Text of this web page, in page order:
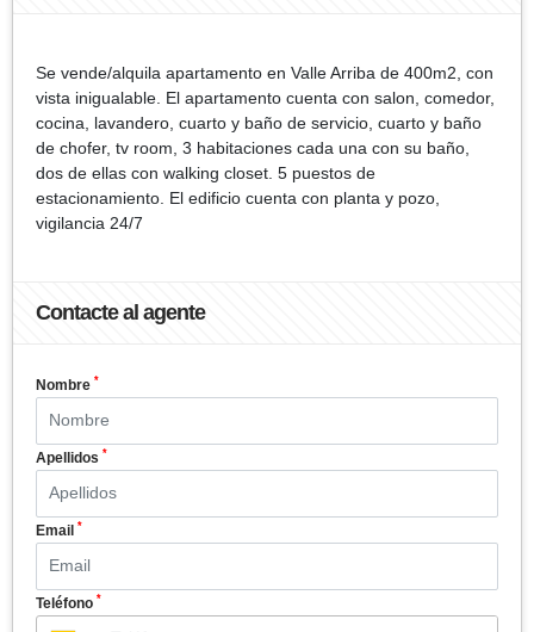
Se vende/alquila apartamento en Valle Arriba de 400m2, con
vista inigualable. El apartamento cuenta con salon, comedor,
cocina, lavandero, cuarto y baño de servicio, cuarto y baño
de chofer, tv room, 3 habitaciones cada una con su baño,
dos de ellas con walking closet. 5 puestos de
estacionamiento. El edificio cuenta con planta y pozo,
vigilancia 24/7
Contacte al agente
Nombre *
Apellidos *
Email *
Teléfono *